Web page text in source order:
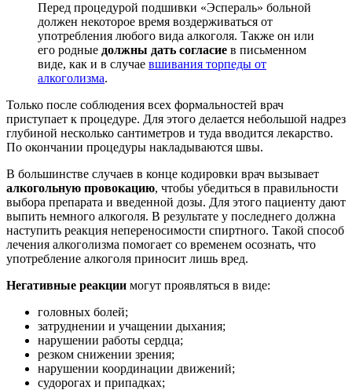
Перед процедурой подшивки «Эспераль» больной
должен некоторое время воздерживаться от
употребления любого вида алкоголя. Также он или
его родные должны дать согласие в письменном
виде, как и в случае вшивания торпеды от
алкоголизма.
Только после соблюдения всех формальностей врач
приступает к процедуре. Для этого делается небольшой надрез
глубиной несколько сантиметров и туда вводится лекарство.
По окончании процедуры накладываются швы.
В большинстве случаев в конце кодировки врач вызывает
алкогольную провокацию, чтобы убедиться в правильности
выбора препарата и введенной дозы. Для этого пациенту дают
выпить немного алкоголя. В результате у последнего должна
наступить реакция непереносимости спиртного. Такой способ
лечения алкоголизма помогает со временем осознать, что
употребление алкоголя приносит лишь вред.
Негативные реакции могут проявляться в виде:
головных болей;
затруднении и учащении дыхания;
нарушении работы сердца;
резком снижении зрения;
нарушении координации движений;
судорогах и припадках;